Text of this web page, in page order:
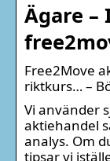
Ägare –
Free2Move
riktkurs… –
Vi använder
aktiehandel
analys. Om
tipsar vi